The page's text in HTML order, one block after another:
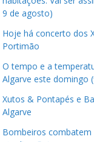
9 de agosto)
Hoje há concerto dos
Portimão
O tempo e a
Algarve este domingo
Xutos & Pontapés e
Algarve
Bombeiros combatem